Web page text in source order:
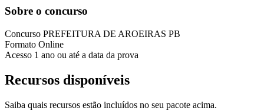
Sobre o concurso
Concurso PREFEITURA DE AROEIRAS PB
Formato Online
Acesso 1 ano ou até a data da prova
Recursos disponíveis
Saiba quais recursos estão incluídos no seu pacote acima.